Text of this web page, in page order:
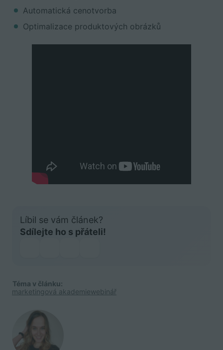
Automatická cenotvorba
Optimalizace produktových obrázků
Líbil se vám článek?
Sdílejte ho s přáteli!
Téma v článku:
marketingová akademiewebinář